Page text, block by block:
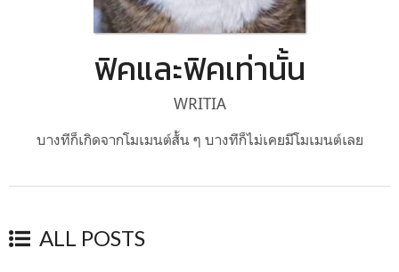
ฟิคและฟิคเท่านั้น
WRITIA
บางทีก็เกิดจากโมเมนต์สั้น ๆ บางทีก็ไม่เคยมีโมเมนต์เลย
ALL POSTS